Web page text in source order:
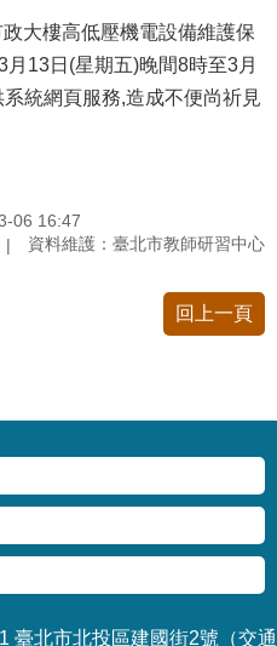
大樓高低壓機電設備維護保
13日(星期五)晚間8時至3月
統網頁服務,造成不便尚祈見
06 16:47
資料維護：臺北市教師研習中心
回上一頁
臺北市北投區建國街2號 （交通